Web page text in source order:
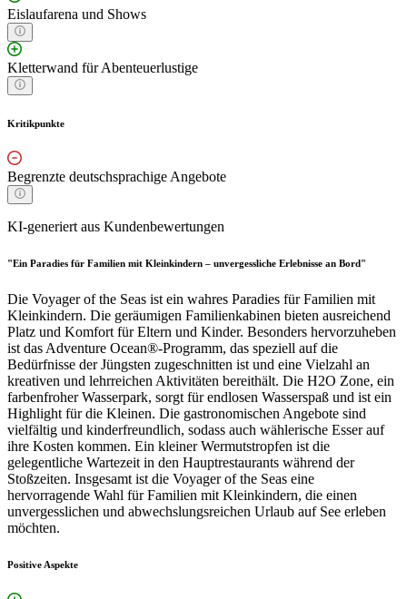
Eislaufarena und Shows
Kletterwand für Abenteuerlustige
Kritikpunkte
Begrenzte deutschsprachige Angebote
KI-generiert aus Kundenbewertungen
"Ein Paradies für Familien mit Kleinkindern – unvergessliche Erlebnisse an Bord"
Die Voyager of the Seas ist ein wahres Paradies für Familien mit
Kleinkindern. Die geräumigen Familienkabinen bieten ausreichend
Platz und Komfort für Eltern und Kinder. Besonders hervorzuheben
ist das Adventure Ocean®-Programm, das speziell auf die
Bedürfnisse der Jüngsten zugeschnitten ist und eine Vielzahl an
kreativen und lehrreichen Aktivitäten bereithält. Die H2O Zone, ein
farbenfroher Wasserpark, sorgt für endlosen Wasserspaß und ist ein
Highlight für die Kleinen. Die gastronomischen Angebote sind
vielfältig und kinderfreundlich, sodass auch wählerische Esser auf
ihre Kosten kommen. Ein kleiner Wermutstropfen ist die
gelegentliche Wartezeit in den Hauptrestaurants während der
Stoßzeiten. Insgesamt ist die Voyager of the Seas eine
hervorragende Wahl für Familien mit Kleinkindern, die einen
unvergesslichen und abwechslungsreichen Urlaub auf See erleben
möchten.
Positive Aspekte